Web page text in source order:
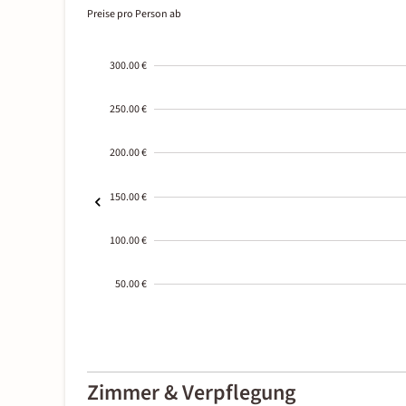
Preise pro Person ab
300.00 €
250.00 €
200.00 €
150.00 €
100.00 €
50.00 €
01-02
Zimmer & Verpflegung